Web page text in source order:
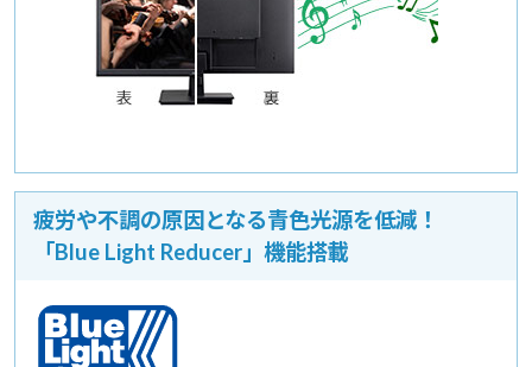
疲労や不調の原因となる青色光源を低減！
「Blue Light Reducer」機能搭載